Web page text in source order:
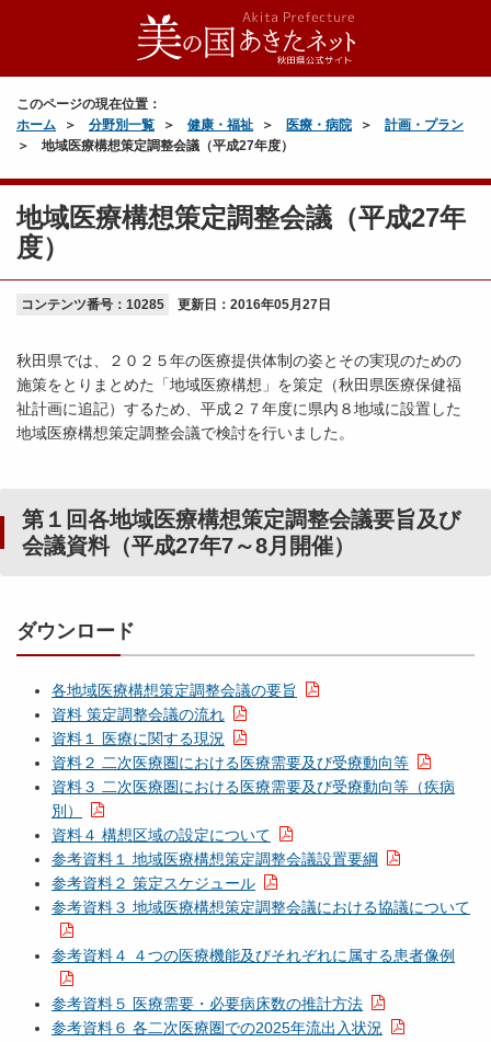
このページの現在位置：
ホーム
分野別一覧 健康・福祉 医療・病院
計画・プラン
地域医療構想策定調整会議（平成27年度）
地域医療構想策定調整会議（平成27年
度）
コンテンツ番号：10285 更新日： 2016年05月27日
秋田県では、２０２５年の医療提供体制の姿とその実現のための
施策をとりまとめた「地域医療構想」を策定（秋田県医療保健福
祉計画に追記）するため、平成２７年度に県内８地域に設置した
地域医療構想策定調整会議で検討を行いました。
第１回各地域医療構想策定調整会議要旨及び
会議資料（平成27年7～8月開催）
ダウンロード
各地域医療構想策定調整会議の要旨
資料 策定調整会議の流れ
資料１ 医療に関する現況
資料２ 二次医療圏における医療需要及び受療動向等
資料３ 二次医療圏における医療需要及び受療動向等（疾病
別）
資料４ 構想区域の設定について
参考資料１ 地域医療構想策定調整会議設置要綱
参考資料２ 策定スケジュール
参考資料３ 地域医療構想策定調整会議における協議について
参考資料４ ４つの医療機能及びそれぞれに属する患者像例
参考資料５ 医療需要・必要病床数の推計方法
参考資料６ 各二次医療圏での2025年流出入状況